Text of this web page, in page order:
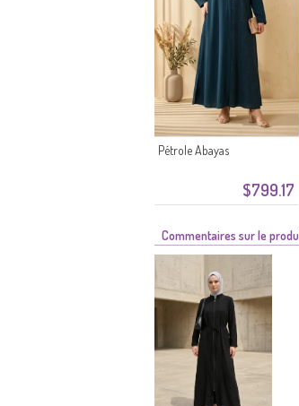
$799.17
Pétrole Abayas
Commentaires sur le